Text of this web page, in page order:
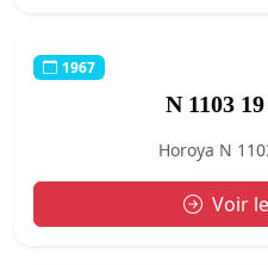
1967
N 1103
Horoya N
Voir